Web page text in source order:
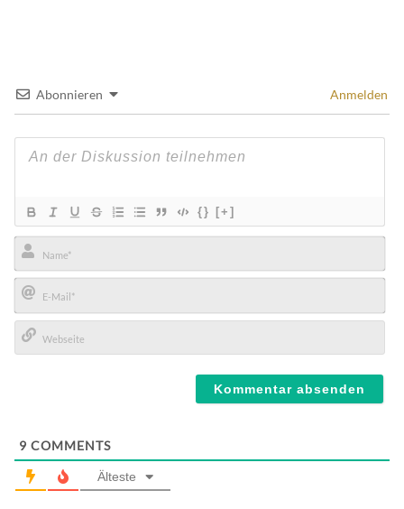
Abonnieren Anmelden
{} [+]
Name*
E-
Mail*
9 COMMENTS
Älteste